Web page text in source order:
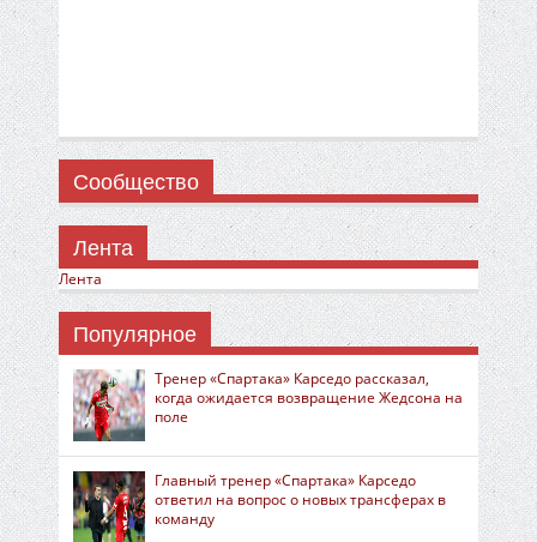
Сообщество
Лента
Лента
Популярное
Тренер «Спартака» Карседо рассказал,
когда ожидается возвращение Жедсона на
поле
Главный тренер «Спартака» Карседо
ответил на вопрос о новых трансферах в
команду